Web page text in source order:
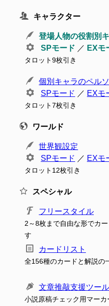
キャラクター
登場人物の役割別
SPモード ／ EXモ
タロット9枚引き
個別キャラのペル
SPモード ／ EXモ
タロット7枚引き
ワールド
世界観設定
SPモード ／ EXモ
タロット12枚引き
スペシャル
フリースタイル
2～8枚まで自由な形でカ
す
カードリスト
全156種のカードと解説の
文章推敲支援ツール
小説原稿チェック用マーカ